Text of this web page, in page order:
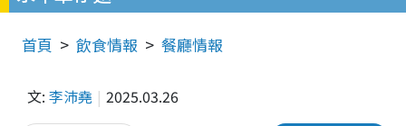
首頁 飲食情報 餐廳情報
文: 李沛堯 2025.03.26